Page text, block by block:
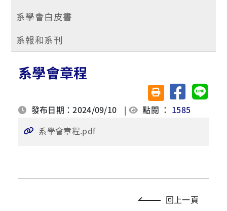
系學會白皮書
系報和系刊
系學會章程
友善列印(另開視窗)
分享至臉書分享
發布日期：2024/09/10 | 點閱 ： 1585
系學會章程.pdf
回上一頁